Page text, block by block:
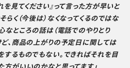
を見てください』って言った方が早いと
らく（今後は）なくなってくるのではな
なところの話は（電話でのやりとり
、商品の上がりの予定日に関しては
するものでもない。できればそれを目
方がいいのかなと思ってます」